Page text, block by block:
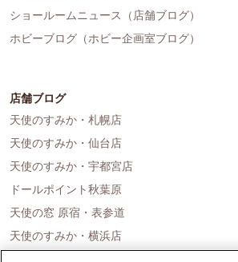
ショールームニュース（店舗ブログ）
ホビーブログ（ホビー企画室ブログ）
店舗ブログ
天使のすみか・札幌店
天使のすみか・仙台店
天使のすみか・宇都宮店
ドールポイント秋葉原
天使の窓 原宿・表参道
天使のすみか・横浜店